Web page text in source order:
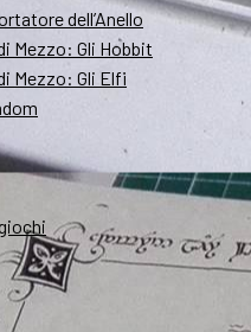
dell’Anello
Mezzo: Gli Hobbit
Mezzo: Gli Elfi